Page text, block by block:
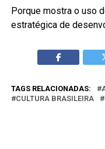
Porque mostra o uso
estratégica de
TAGS RELACIONADAS:
CULTURA BRASILEIRA